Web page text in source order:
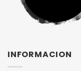
INFORMACION